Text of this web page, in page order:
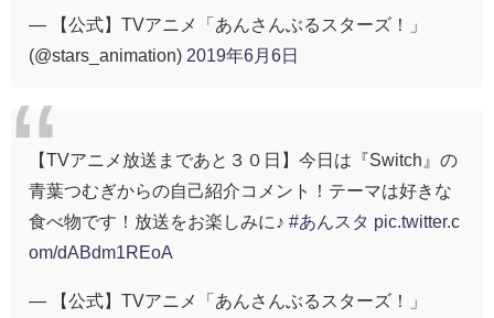
— 【公式】TVアニメ「あんさんぶるスターズ！」
(@stars_animation) 2019年6月6日
【TVアニメ放送まであと３０日】今日は『Switch』の
青葉つむぎからの自己紹介コメント！テーマは好きな
食べ物です！放送をお楽しみに♪ #あんスタ pic.twitter.c
om/dABdm1REoA
— 【公式】TVアニメ「あんさんぶるスターズ！」